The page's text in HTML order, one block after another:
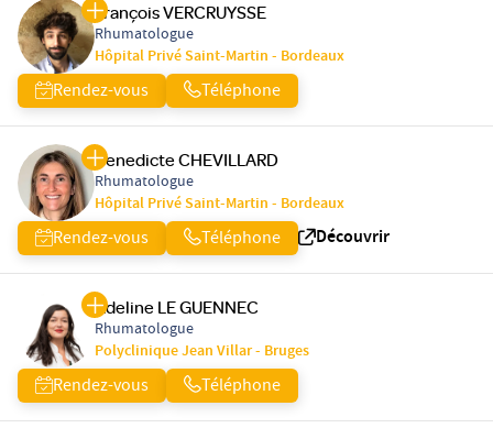
François VERCRUYSSE
Rhumatologue
Hôpital Privé Saint-Martin - Bordeaux
Rendez-vous Téléphone
Benedicte CHEVILLARD
Rhumatologue
Hôpital Privé Saint-Martin - Bordeaux
Rendez-vous Téléphone Découvrir
Adeline LE GUENNEC
Rhumatologue
Polyclinique Jean Villar - Bruges
Rendez-vous Téléphone